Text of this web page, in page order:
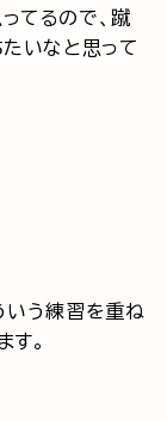
てるので、蹴
たいなと思って
いう練習を重ね
す。